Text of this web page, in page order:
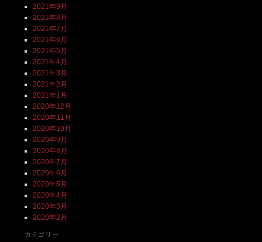
2021年9月
2021年8月
2021年7月
2021年6月
2021年5月
2021年4月
2021年3月
2021年2月
2021年1月
2020年12月
2020年11月
2020年10月
2020年9月
2020年8月
2020年7月
2020年6月
2020年5月
2020年4月
2020年3月
2020年2月
カテゴリー